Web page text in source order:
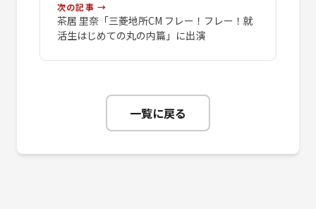
次の記事 →
茶居 里奈「三菱地所CM フレー！フレー！就
活生はじめての丸の内篇」に出演
一覧に戻る